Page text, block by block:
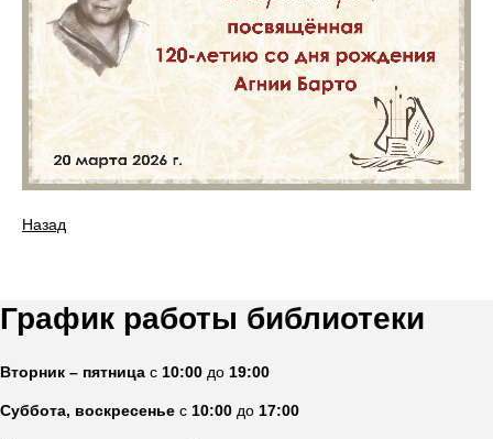
Назад
График работы библиотеки
Вторник – пятница с 10:00 до 19:00
Суббота, воскресенье с 10:00 до 17:00